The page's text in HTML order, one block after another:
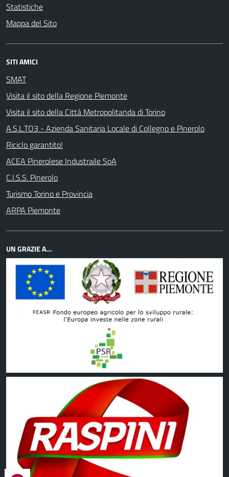
Statistiche
Mappa del Sito
SITI AMICI
SMAT
Visita il sito della Regione Piemonte
Visita il sito della Città Metropolitanda di Torino
A.S.L.TO3 - Azienda Sanitaria Locale di Collegno e Pinerolo
Riciclo garantito!
ACEA Pinerolese Industraile SpA
C.I.S.S. Pinerolo
Turismo Torino e Provincia
ARPA Piemonte
UN GRAZIE A...